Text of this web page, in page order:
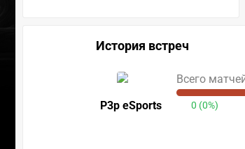
История встреч
P3p eSports
Всего
0 (0%)